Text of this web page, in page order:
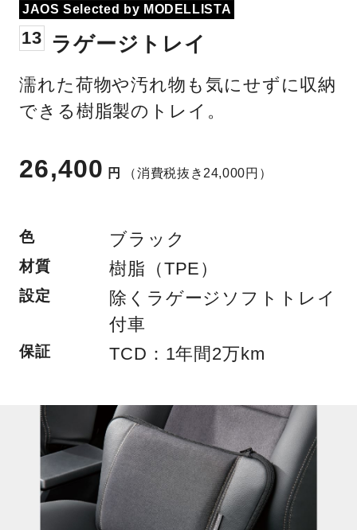
JAOS Selected by MODELLISTA
13 ラゲージトレイ
濡れた荷物や汚れ物も気にせずに収納
できる樹脂製のトレイ。
26,400 円 （消費税抜き24,000円）
色 ブラック
材質 樹脂（TPE）
設定
除くラゲージソフトトレイ
付車
保証 TCD：1年間2万km